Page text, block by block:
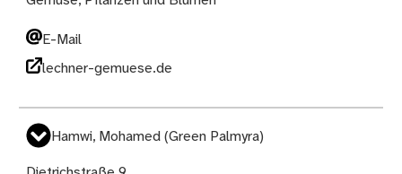
E-Mail
lechner-gemuese.de
Hamwi, Mohamed (Green Palmyra)